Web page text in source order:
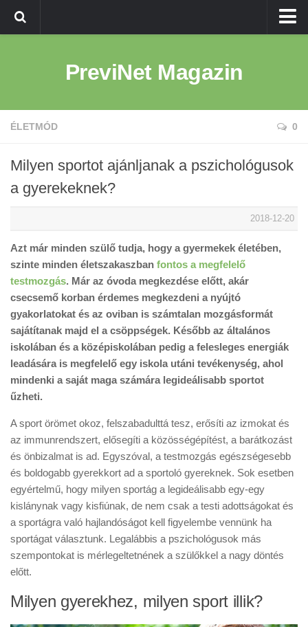
Életmód
PreviNet Magazin
ÉLETMÓD 0
Milyen sportot ajánljanak a pszichológusok
a gyerekeknek?
2018-12-20
Azt már minden szülő tudja, hogy a gyermekek életében,
szinte minden életszakaszban fontos a megfelelő
testmozgás. Már az óvoda megkezdése előtt, akár
csecsemő korban érdemes megkezdeni a nyújtó
gyakorlatokat és az oviban is számtalan mozgásformát
sajátítanak majd el a csöppségek. Később az általános
iskolában és a középiskolában pedig a felesleges energiák
leadására is megfelelő egy iskola utáni tevékenység, ahol
mindenki a saját maga számára legideálisabb sportot
űzheti.
A sport örömet okoz, felszabadulttá tesz, erősíti az izmokat és
az immunrendszert, elősegíti a közösségépítést, a barátkozást
és önbizalmat is ad. Egyszóval, a testmozgás egészségesebb
és boldogabb gyerekkort ad a sportoló gyereknek. Sok esetben
egyértelmű, hogy milyen sportág a legideálisabb egy-egy
kislánynak vagy kisfiúnak, de nem csak a testi adottságokat és
a sportágra való hajlandóságot kell figyelembe vennünk ha
sportágat választunk. Legalábbis a pszichológusok más
szempontokat is mérlegeltetnének a szülőkkel a nagy döntés
előtt.
Milyen gyerekhez, milyen sport illik?